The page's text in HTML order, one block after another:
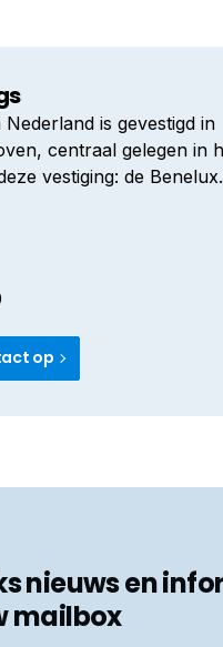
is gevestigd in
centraal gelegen in
vestiging: de Benelux.
op
nieuws en
mailbox